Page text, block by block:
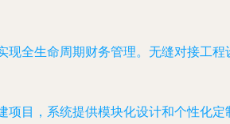
现全生命周期财务管理。无缝对接工
项目，系统提供模块化设计和个性化